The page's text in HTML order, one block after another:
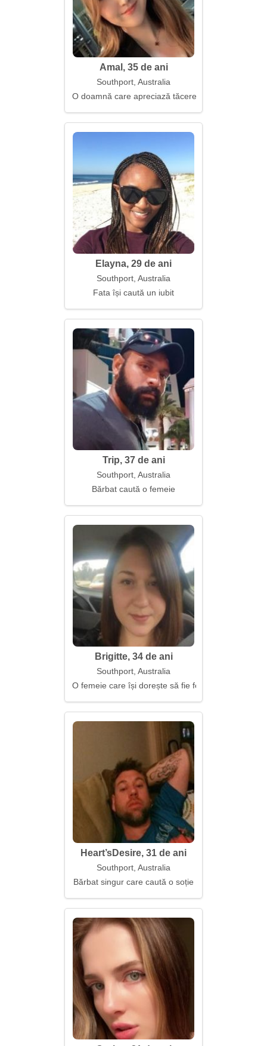
Amal, 35 de ani
Southport, Australia
O doamnă care apreciază tăcerea împreună
Elayna, 29 de ani
Southport, Australia
Fata își caută un iubit
Trip, 37 de ani
Southport, Australia
Bărbat caută o femeie
Brigitte, 34 de ani
Southport, Australia
O femeie care își dorește să fie fericită și iubită
Heart’sDesire, 31 de ani
Southport, Australia
Bărbat singur care caută o soție